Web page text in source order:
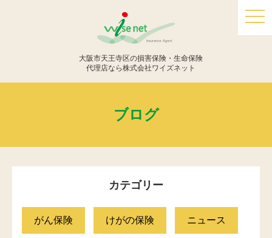
大阪市天王寺区の損害保険・生命保険
代理店なら株式会社ワイズネット
ブログ
カテゴリー
がん保険 けがの保険 ニュース